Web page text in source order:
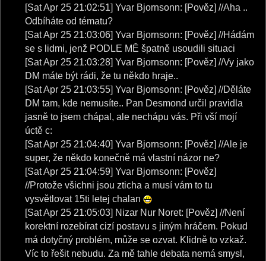
[Sat Apr 25 21:02:51] Yvar Bjornsonn: [Pověz] //Aha ..
Odbíháte od tématu?
[Sat Apr 25 21:03:06] Yvar Bjornsonn: [Pověz] //Hádám
se s lidmi, jenž PODLE MĚ špatně usoudili situaci
[Sat Apr 25 21:03:28] Yvar Bjornsonn: [Pověz] //Vy jako
DM máte být rádi, že tu někdo hraje..
[Sat Apr 25 21:03:55] Yvar Bjornsonn: [Pověz] //Děláte
DM tam, kde nemusíte.. Pan Desmond určil pravidla
jasně to jsem chápal, ale nechápu vás. Při vší mojí
úctě c:
[Sat Apr 25 21:04:40] Yvar Bjornsonn: [Pověz] //Ale je
super, že někdo konečně má vlastní názor ne?
[Sat Apr 25 21:04:59] Yvar Bjornsonn: [Pověz]
//Protože všichni jsou zticha a musí vám to tu
vysvětlovat 15ti letej chalan
[Sat Apr 25 21:05:03] Nizar Nur Noret: [Pověz] //Není
korektní rozebírat cizí postavu s jiným hráčem. Pokud
má dotyčný problém, může se ozvat. Klidně to vzkaž.
Víc to řešit nebudu. Za mě tahle debata nemá smysl,